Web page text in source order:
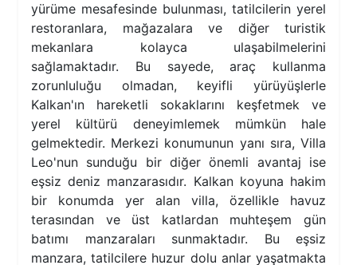
yürüme mesafesinde bulunması, tatilcilerin yerel
restoranlara, mağazalara ve diğer turistik
mekanlara kolayca ulaşabilmelerini
sağlamaktadır. Bu sayede, araç kullanma
zorunluluğu olmadan, keyifli yürüyüşlerle
Kalkan'ın hareketli sokaklarını keşfetmek ve
yerel kültürü deneyimlemek mümkün hale
gelmektedir. Merkezi konumunun yanı sıra, Villa
Leo'nun sunduğu bir diğer önemli avantaj ise
eşsiz deniz manzarasıdır. Kalkan koyuna hakim
bir konumda yer alan villa, özellikle havuz
terasından ve üst katlardan muhteşem gün
batımı manzaraları sunmaktadır. Bu eşsiz
manzara, tatilcilere huzur dolu anlar yaşatmakta